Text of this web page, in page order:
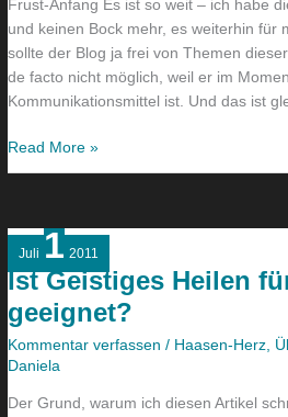
Frust-Anfang Es ist so weit – ich habe
und keinen Bock mehr, es weiterhin für
sollte der Blog ja frei von Themen
de facto nicht möglich, weil er im
Kommunikationsmittel ist. Und das ist
Read More »
Juli 1 2011
Ist Geistiges Heilen
geeignet?
Kommentar verfassen / Haasen-Herz
Daniela
Der Grund, warum ich diesen Artikel
Ist
Geistiges
Heilen
für
jeden
geeignet?